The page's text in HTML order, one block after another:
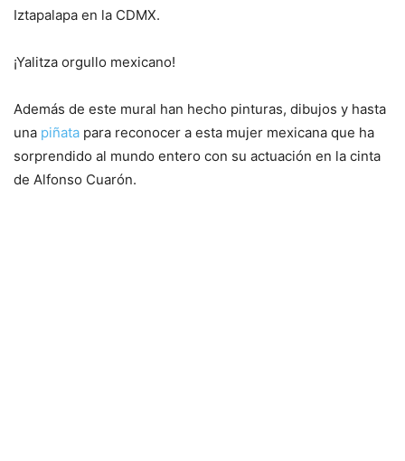
Iztapalapa en la CDMX.
¡Yalitza orgullo mexicano!
Además de este mural han hecho pinturas, dibujos y hasta
una piñata para reconocer a esta mujer mexicana que ha
sorprendido al mundo entero con su actuación en la cinta
de Alfonso Cuarón.